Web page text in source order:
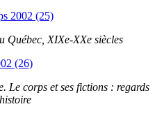
2002 (25)
Québec, XIXe-XXe siècles
(26)
Le corps et ses fictions : regards